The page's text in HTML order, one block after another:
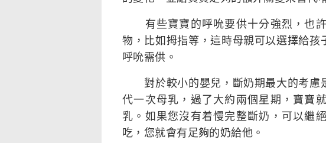
有些寶寶的呼吮要供十分強烈，也
物，比如拇指等，這時母親可以選擇給
呼吮需供。
對於較小的嬰兒，斷奶期最大的考慮
代一次母乳，過了大約兩個星期，寶寶
乳。如果您沒有着慢完整斷奶，可以繼
吃，您就會有足夠的奶給他。